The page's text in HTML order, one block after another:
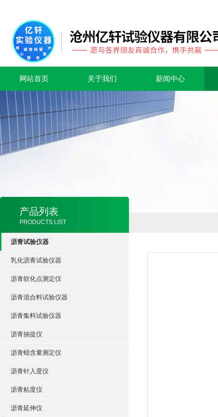
网站首页 关于我们 新闻中心
产品列表
PRODUCTS LIST
沥青试验仪器
乳化沥青试验仪器
沥青软化点测定仪
沥青混合料试验仪器
沥青集料试验仪器
沥青抽提仪
沥青蜡含量测定仪
沥青针入度仪
沥青粘度仪
沥青延伸仪